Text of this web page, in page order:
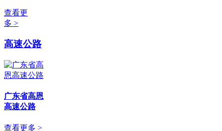
查看更
多 >
高速公路
广东省高恩
高速公路
查看更多 >